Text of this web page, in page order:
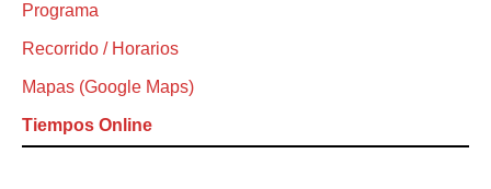
Programa
Recorrido / Horarios
Mapas (Google Maps)
Tiempos Online